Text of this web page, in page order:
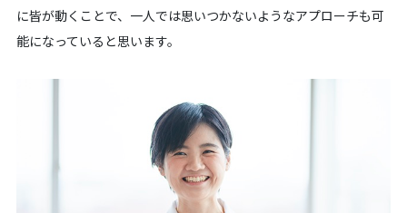
に皆が動くことで、一人では思いつかないようなアプローチも可
能になっていると思います。